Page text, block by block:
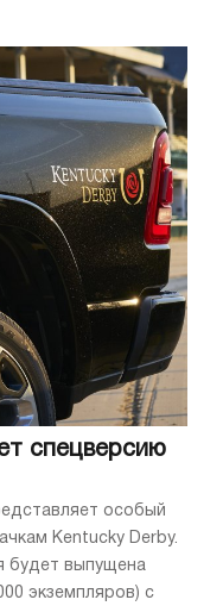
спецверсию
особый
Kentucky Derby.
будет выпущена
экземпляров) с